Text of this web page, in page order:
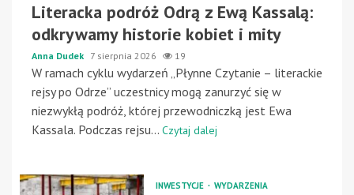
Literacka podróż Odrą z Ewą Kassalą:
odkrywamy historie kobiet i mity
Anna Dudek 7 sierpnia 2026 19
W ramach cyklu wydarzeń „Płynne Czytanie – literackie
rejsy po Odrze” uczestnicy mogą zanurzyć się w
niezwykłą podróż, której przewodniczką jest Ewa
Kassala. Podczas rejsu... Czytaj dalej
INWESTYCJE WYDARZENIA